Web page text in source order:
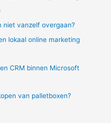
niet vanzelf overgaan?
lokaal online marketing
CRM binnen Microsoft
van palletboxen?